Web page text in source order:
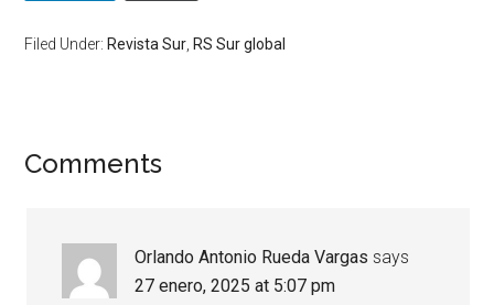
Filed Under: Revista Sur RS Sur global
Comments
Orlando Antonio Rueda Vargas says
27 enero, 2025 at 5:07 pm